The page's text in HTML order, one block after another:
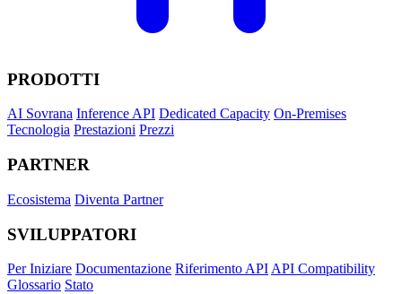
PRODOTTI
AI Sovrana Inference API Dedicated Capacity On-Premises
Tecnologia Prestazioni Prezzi
PARTNER
Ecosistema Diventa Partner
SVILUPPATORI
Per Iniziare Documentazione Riferimento API API Compatibility
Glossario Stato